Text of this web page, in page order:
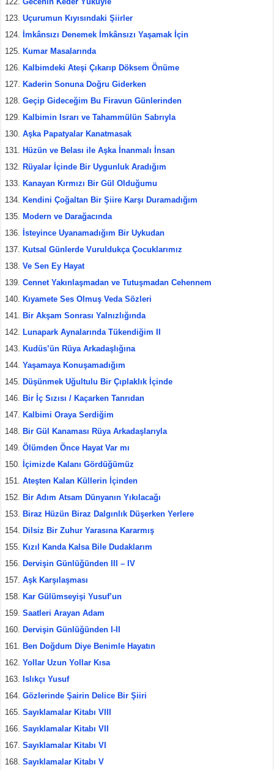
Uçurumun Kıyısındaki Şiirler
İmkânsızı Denemek İmkânsızı Yaşamak İçin
Kumar Masalarında
Kalbimdeki Ateşi Çıkarıp Döksem Önüme
Kaderin Sonuna Doğru Giderken
Geçip Gideceğim Bu Firavun Günlerinden
Kalbimin Israrı ve Tahammülün Sabrıyla
Aşka Papatyalar Kanatmasak
Hüzün ve Belası ile Aşka İnanmalı İnsan
Rüyalar İçinde Bir Uygunluk Aradığım
Kanayan Kırmızı Bir Gül Olduğumu
Kendini Çoğaltan Bir Şiire Karşı Duramadığım
Modern ve Darağacında
İsteyince Uyanamadığım Bir Uykudan
Kutsal Günlerde Vuruldukça Çocuklarımız
Ve Sen Ey Hayat
Cennet Yakınlaşmadan ve Tutuşmadan Cehennem
Kıyamete Ses Olmuş Veda Sözleri
Bir Akşam Sonrası Yalnızlığında
Lunapark Aynalarında Tükendiğim II
Kudüs’ün Rüya Arkadaşlığına
Yaşamaya Konuşamadığım
Düşünmek Uğultulu Bir Çıplaklık İçinde
Bir İç Sızısı / Kaçarken Tanrıdan
Kalbimi Oraya Serdiğim
Bir Gül Kanaması Rüya Arkadaşlarıyla
Ölümden Önce Hayat Var mı
İçimizde Kalanı Gördüğümüz
Ateşten Kalan Küllerin İçinden
Bir Adım Atsam Dünyanın Yıkılacağı
Biraz Hüzün Biraz Dalgınlık Düşerken Yerlere
Dilsiz Bir Zuhur Yarasına Kararmış
Kızıl Kanda Kalsa Bile Dudaklarım
Dervişin Günlüğünden III – IV
Aşk Karşılaşması
Kar Gülümseyişi Yusuf’un
Saatleri Arayan Adam
Dervişin Günlüğünden I-II
Ben Doğdum Diye Benimle Hayatın
Yollar Uzun Yollar Kısa
Islıkçı Yusuf
Gözlerinde Şairin Delice Bir Şiiri
Sayıklamalar Kitabı VIII
Sayıklamalar Kitabı VII
Sayıklamalar Kitabı VI
Sayıklamalar Kitabı V